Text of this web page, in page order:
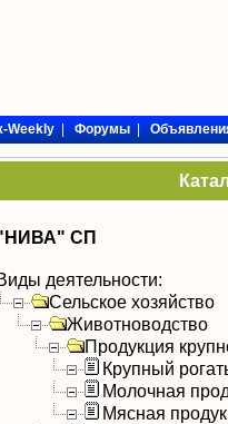
Weekly|Форумы|
СП
деятельности:
Сельское хозяйство
Животноводство
Продукция
Крупный
Молочная
Мясная